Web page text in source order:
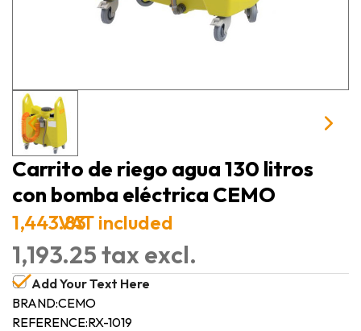
Carrito de riego agua 130 litros
con bomba eléctrica CEMO
1,443.83VAT included
1,193.25 tax excl.
Add Your Text Here
BRAND:CEMO
REFERENCE:RX-1019